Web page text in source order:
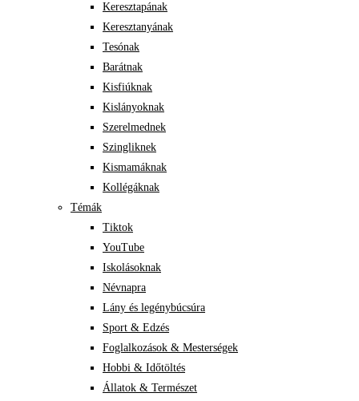
Keresztapának
Keresztanyának
Tesónak
Barátnak
Kisfiúknak
Kislányoknak
Szerelmednek
Szingliknek
Kismamáknak
Kollégáknak
Témák
Tiktok
YouTube
Iskolásoknak
Névnapra
Lány és legénybúcsúra
Sport & Edzés
Foglalkozások & Mesterségek
Hobbi & Időtöltés
Állatok & Természet